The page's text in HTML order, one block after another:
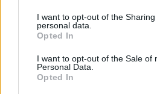
not limited to your visit or usage
grant or deny consent to Google
use your data for below specified
consent section.
I want to opt-out of the
personal data.
Opted In
I want to opt-out of the Sale of
Personal Data.
Opted In
bicajos dolgokat fotóztok,
Cycle Chic
2012. május 18.